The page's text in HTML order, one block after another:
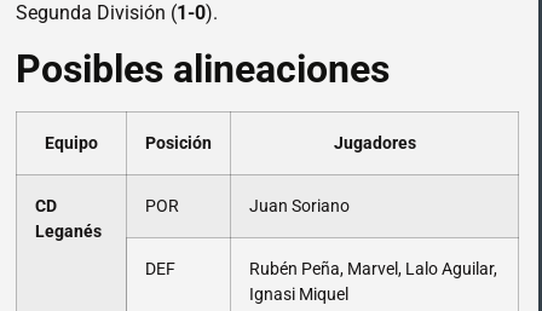
Segunda División (1-0).
Posibles alineaciones
Equipo Posición Jugadores
CD
Leganés
POR Juan Soriano
DEF
Rubén Peña, Marvel, Lalo Aguilar,
Ignasi Miquel